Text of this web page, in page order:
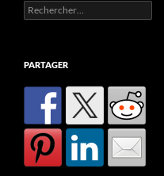
Rechercher :
PARTAGER